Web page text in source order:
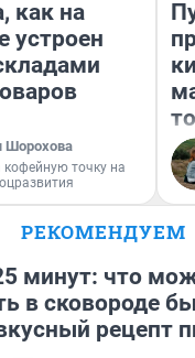
как на
устроен
Шорохова
точку на
РЕКОМЕНДУЕМ
минут: что
в сковороде
рецепт